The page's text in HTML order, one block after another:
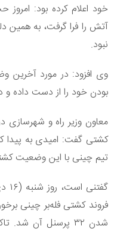
خود اعلام کرده بود:
آتش را فرا گرفت، به همین
نبود.
وی افزود: در مورد
بودن خود را از دست داده
کشتی گفت: امیدی به پیدا
تیم چینی با این وضعیت
فروند کشتی فله‌بر چینی
شدن ۳۲ پرسنل آن